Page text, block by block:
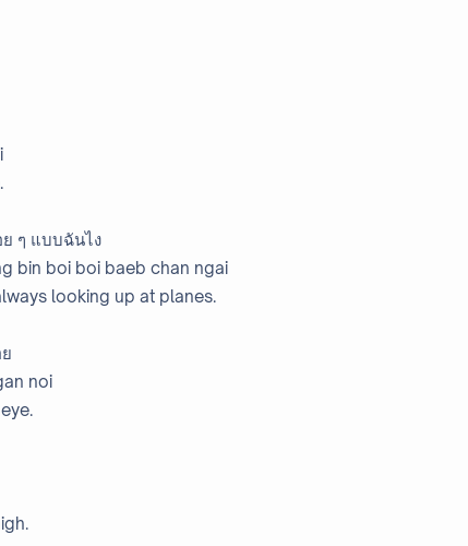
ๆ แบบฉันไง
bin boi boi baeb chan ngai
looking up at planes.
noi